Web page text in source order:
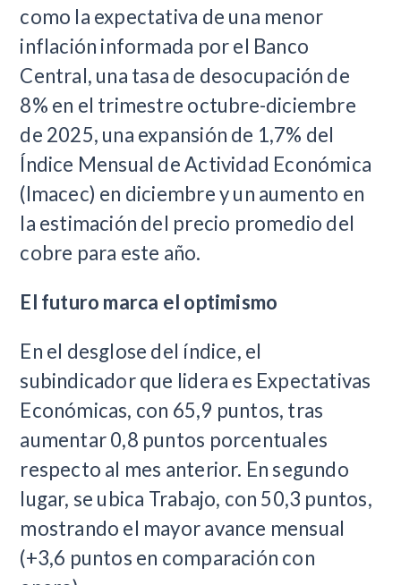
como la expectativa de una menor
inflación informada por el Banco
Central, una tasa de desocupación de
8% en el trimestre octubre-diciembre
de 2025, una expansión de 1,7% del
Índice Mensual de Actividad Económica
(Imacec) en diciembre y un aumento en
la estimación del precio promedio del
cobre para este año.
El futuro marca el optimismo
En el desglose del índice, el
subindicador que lidera es Expectativas
Económicas, con 65,9 puntos, tras
aumentar 0,8 puntos porcentuales
respecto al mes anterior. En segundo
lugar, se ubica Trabajo, con 50,3 puntos,
mostrando el mayor avance mensual
(+3,6 puntos en comparación con